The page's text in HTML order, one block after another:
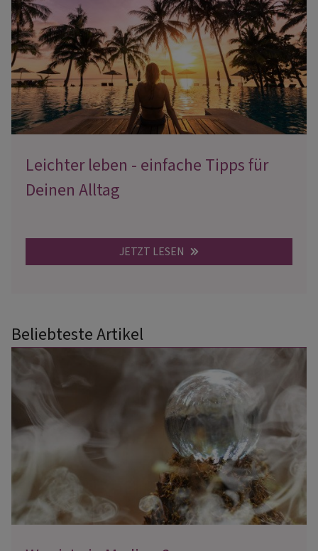
Leichter leben - einfache Tipps für
Deinen Alltag
JETZT LESEN
Beliebteste Artikel